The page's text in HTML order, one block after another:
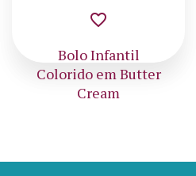
favorite_border
Bolo decorado em
Butter Cream com
flores